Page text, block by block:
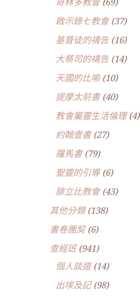
啟示錄七教會(37)
基督徒的禱告(16)
大祭司的禱告(14)
天國的比喻(10)
提摩太前書(40)
教會屬靈生活倫理(4)
約翰壹書(27)
羅馬書(79)
聖靈的引導(6)
腓立比教會(43)
其他分類(138)
書卷團契(6)
查經班(941)
個人談道(14)
出埃及記(98)